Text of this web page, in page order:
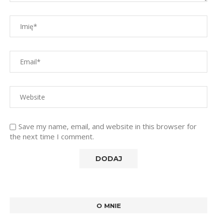
Save my name, email, and website in this browser for
the next time I comment.
O MNIE